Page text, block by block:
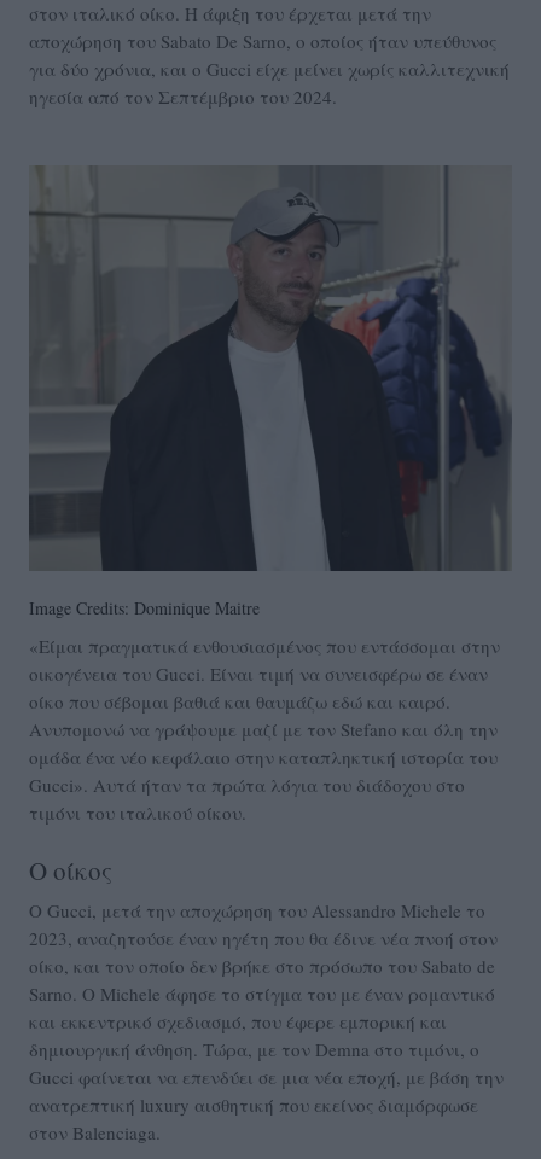
στον ιταλικό οίκο. Η άφιξη του έρχεται μετά την
αποχώρηση του Sabato De Sarno, ο οποίος ήταν υπεύθυνος
για δύο χρόνια, και ο Gucci είχε μείνει χωρίς καλλιτεχνική
ηγεσία από τον Σεπτέμβριο του 2024.
Image Credits: Dominique Maitre
«Είμαι πραγματικά ενθουσιασμένος που εντάσσομαι στην
οικογένεια του Gucci. Είναι τιμή να συνεισφέρω σε έναν
οίκο που σέβομαι βαθιά και θαυμάζω εδώ και καιρό.
Ανυπομονώ να γράψουμε μαζί με τον Stefano και όλη την
ομάδα ένα νέο κεφάλαιο στην καταπληκτική ιστορία του
Gucci». Αυτά ήταν τα πρώτα λόγια του διάδοχου στο
τιμόνι του ιταλικού οίκου.
Ο οίκος
Ο Gucci, μετά την αποχώρηση του Alessandro Michele το
2023, αναζητούσε έναν ηγέτη που θα έδινε νέα πνοή στον
οίκο, και τον οποίο δεν βρήκε στο πρόσωπο του Sabato de
Sarno. Ο Michele άφησε το στίγμα του με έναν ρομαντικό
και εκκεντρικό σχεδιασμό, που έφερε εμπορική και
δημιουργική άνθηση. Τώρα, με τον Demna στο τιμόνι, ο
Gucci φαίνεται να επενδύει σε μια νέα εποχή, με βάση την
ανατρεπτική luxury αισθητική που εκείνος διαμόρφωσε
στον Balenciaga.